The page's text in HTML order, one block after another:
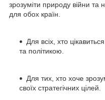
зрозуміти природу війни та
для обох країн.
Для всіх, хто
та політикою.
Для тих, хто хоче
своїх стратегічних цілей.